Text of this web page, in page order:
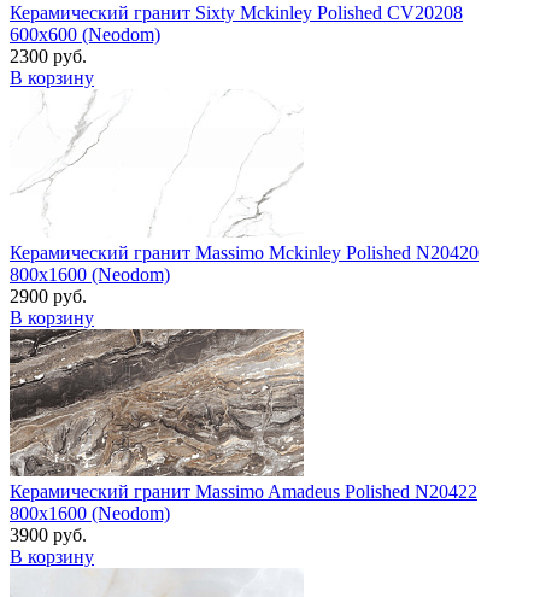
Керамический гранит Sixty Mckinley Polished CV20208
600x600 (Neodom)
2300 руб.
В корзину
Керамический гранит Massimo Mckinley Polished N20420
800x1600 (Neodom)
2900 руб.
В корзину
Керамический гранит Massimo Amadeus Polished N20422
800x1600 (Neodom)
3900 руб.
В корзину